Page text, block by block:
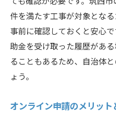
資金計画を立てる
補助金を使った現
財政支援を受ける
経済的負担を軽減
浄化槽設置工事の補助
件を満たす工事が対象とな
事前に確認しておくと安心
助金を受け取った履歴があ
ることもあるため、自治体
ょう。
オンライン申請のメリット